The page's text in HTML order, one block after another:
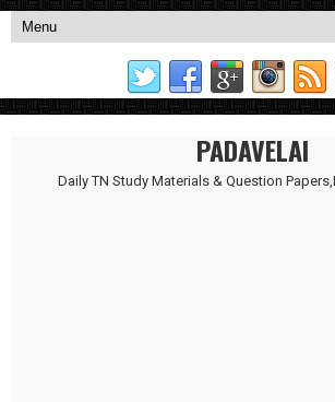
PADAVELAI
Daily TN Study Materials & Question